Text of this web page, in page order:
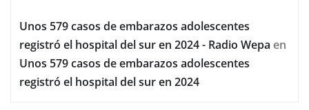
Unos 579 casos de embarazos adolescentes
registró el hospital del sur en 2024 - Radio Wepa en
Unos 579 casos de embarazos adolescentes
registró el hospital del sur en 2024